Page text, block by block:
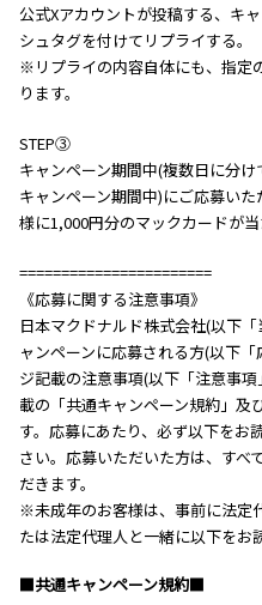
公式Xアカウントが投稿する、キ
シュタグを付けてリプライする。
※リプライの内容自体にも、指定
ります。
STEP③
キャンペーン期間中(複数日に分
キャンペーン期間中)にご応募い
様に1,000円分のマックカードが当
=======================
《応募に関する注意事項》
日本マクドナルド株式会社(以下
ャンペーンに応募される方(以下
ジ記載の注意事項(以下「注意事
載の「共通キャンペーン規約」及
す。応募にあたり、必ず以下をお
さい。応募いただいた方は、すべ
だきます。
※未成年のお客様は、事前に法定
たは法定代理人と一緒に以下をお
■共通キャンペーン規約■